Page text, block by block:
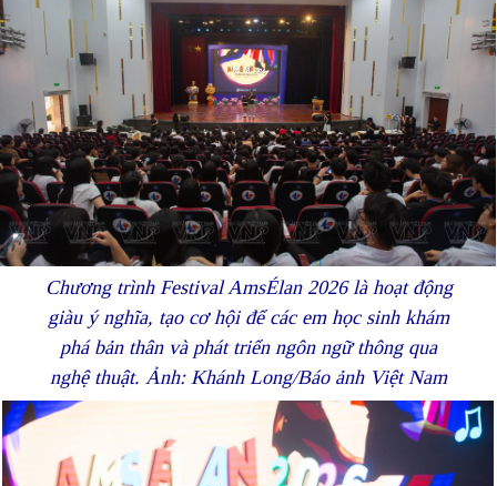
Chương trình Festival AmsÉlan 2026 là hoạt động
giàu ý nghĩa, tạo cơ hội để các em học sinh khám
phá bản thân và phát triển ngôn ngữ thông qua
nghệ thuật. Ảnh: Khánh Long/Báo ảnh Việt Nam